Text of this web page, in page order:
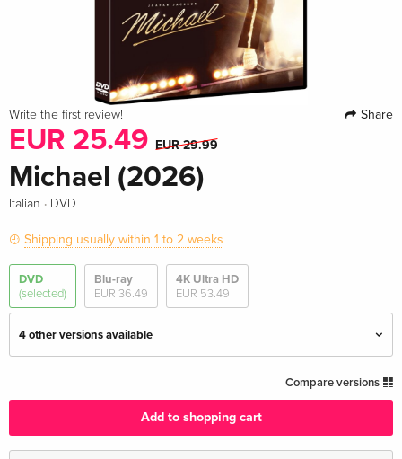
Write the first review! Share
EUR 25.49 EUR 29.99
Michael (2026)
Italian · DVD
Shipping usually within 1 to 2 weeks
DVD
(selected)
Blu-ray
EUR 36.49
4K Ultra HD
EUR 53.49
4 other versions available
EUR 29.99
Compare versions
Add to shopping cart